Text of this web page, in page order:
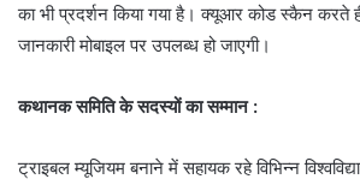
का भी प्रदर्शन किया गया है। क्यूआर कोड स्कैन करते
जानकारी मोबाइल पर उपलब्ध हो जाएगी।
कथानक समिति के सदस्यों का सम्मान :
ट्राइबल म्यूजियम बनाने में सहायक रहे विभिन्न